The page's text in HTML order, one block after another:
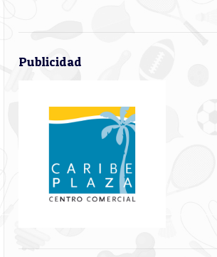
Publicidad